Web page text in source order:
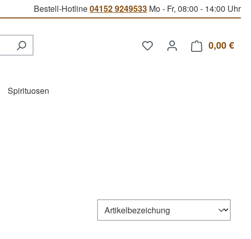
Bestell-Hotline04152 9249533 Mo - Fr, 08:00 - 14:00 Uhr
Du hast 0 Produkte auf
0,00 €
Spirituosen